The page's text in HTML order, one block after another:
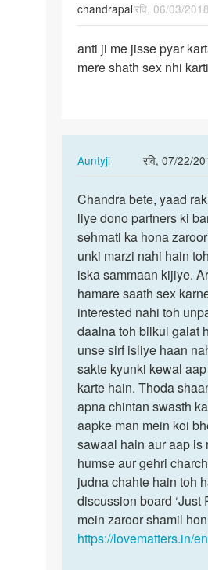
chandrapalरवि, 06/03/
anti
ji
anti ji me jisse pyar
mere shath sex nhi
Auntyji
रवि, 07/22/
In
to
anti
ji
me
jisse
pyar
karta…
by
chandrapal
Chandra
bete,
yaad
rakhiye…
Chandra bete, yaad
liye dono partners ki
sehmati ka hona
unki marzi nahi hain
iska sammaan kijiye.
hamare saath sex
interested nahi toh
daalna toh bilkul galat
unse sirf isliye haan
sakte kyunki kewal
karte hain. Thoda
apna chintan swasth
aapke man mein koi
sawaal hain aur aap is
humse aur gehri
judna chahte hain toh
discussion board ‘Just
mein zaroor shamil
https://lovematters.in/